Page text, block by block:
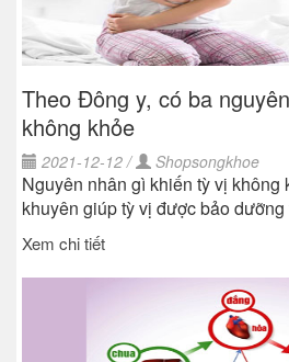
Theo Đông y, có ba
không khỏe
2021-12-12 / Shopsongkhoe
Nguyên nhân gì khiến tỳ vị không
khuyên giúp tỳ vị được bảo dưỡng
Xem chi tiết